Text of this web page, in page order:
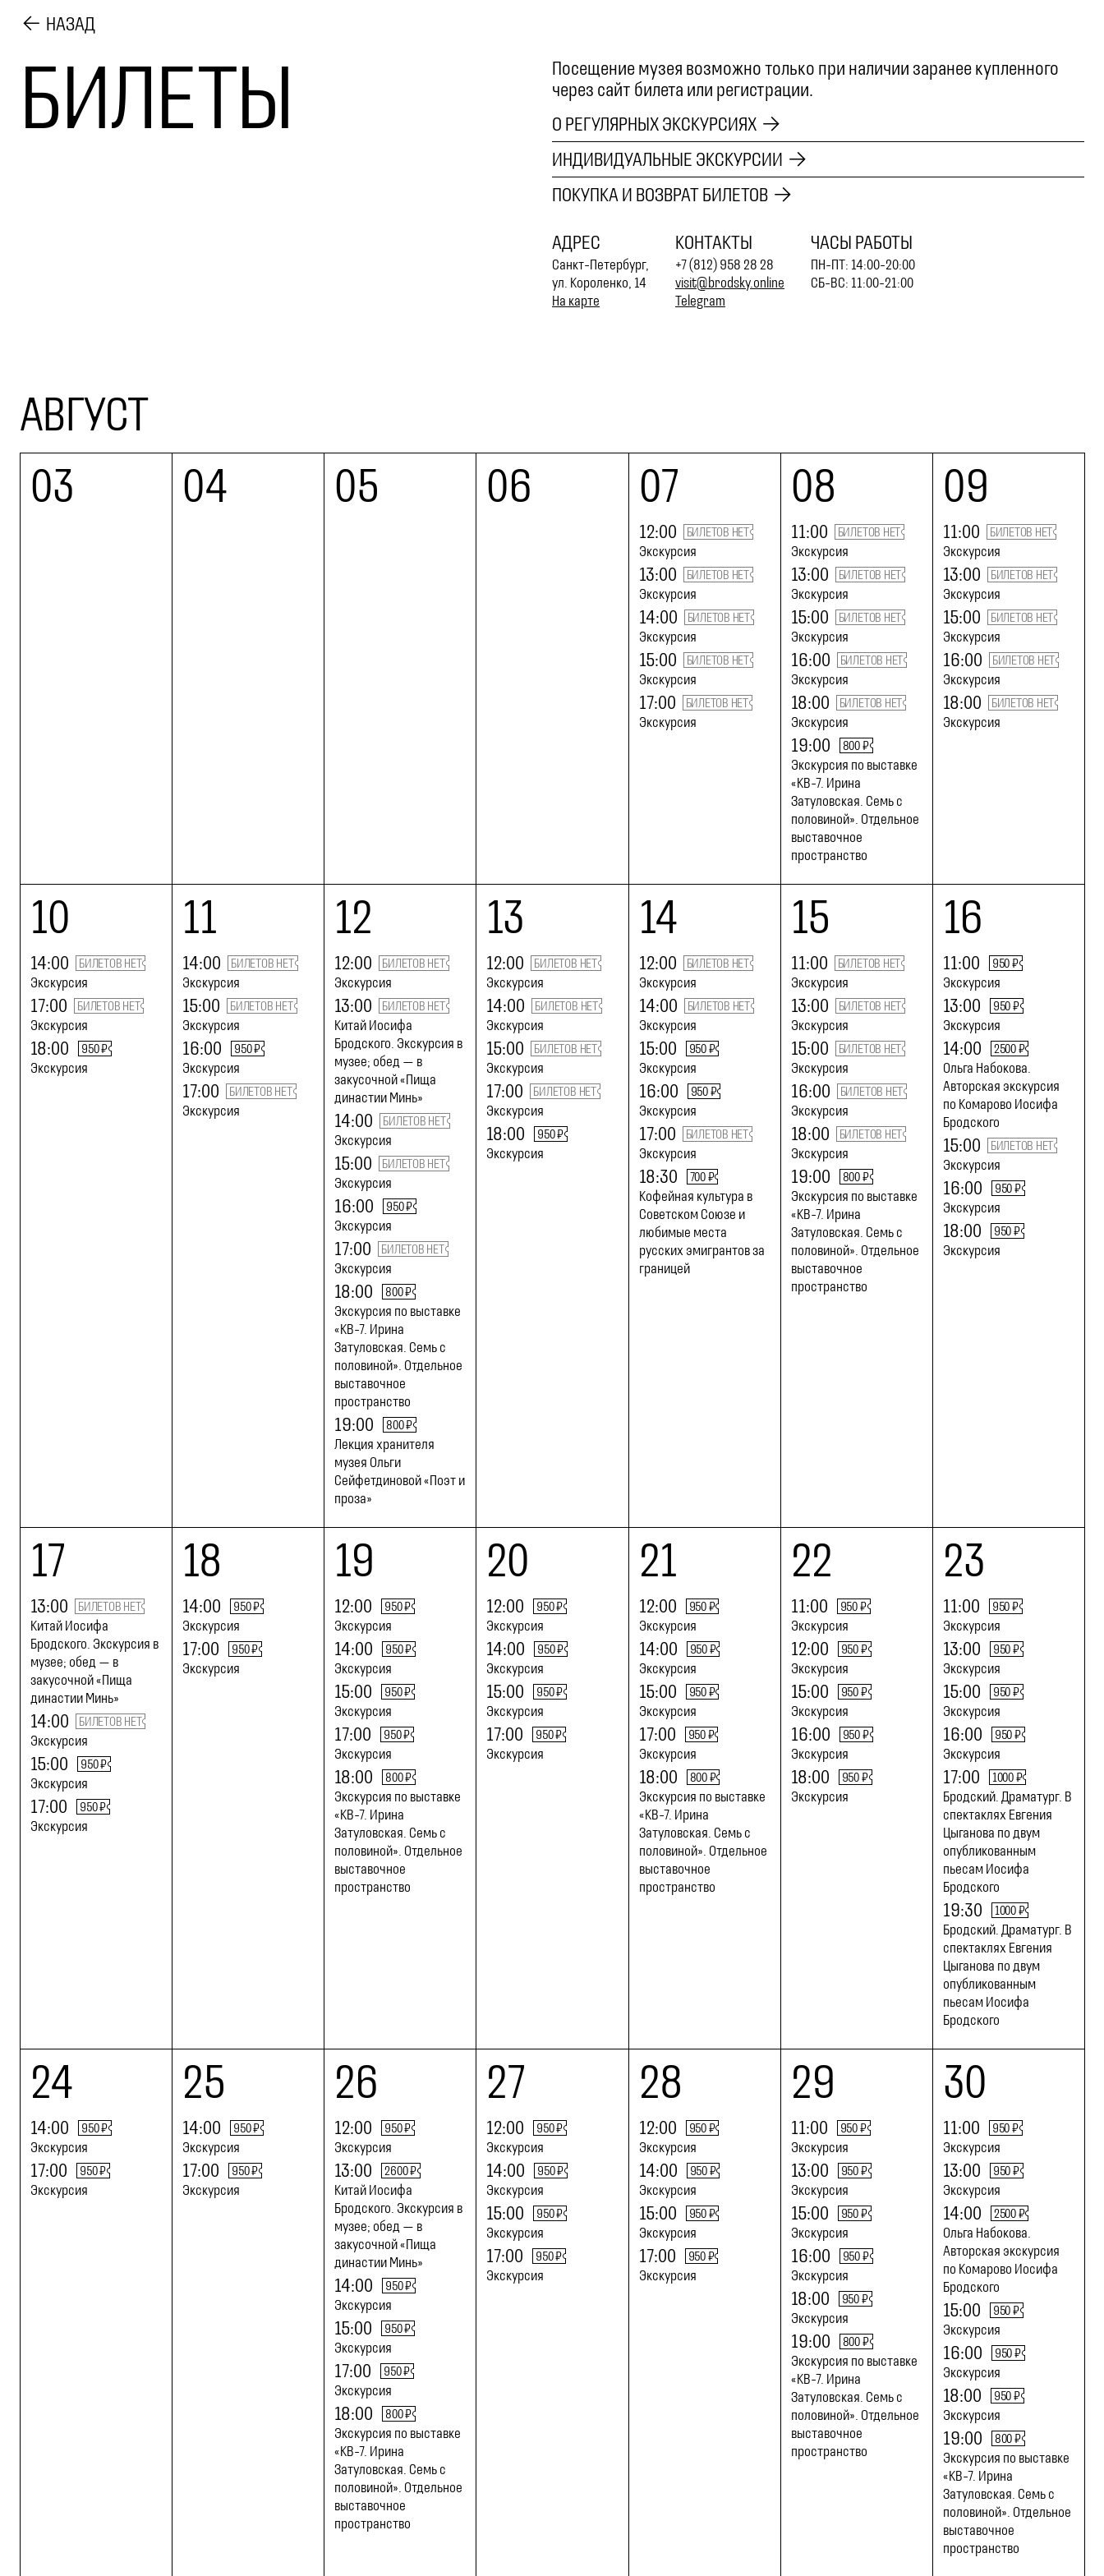
НАЗАД
БИЛЕТЫ
Посещение музея возможно только при наличии заранее купленного
через сайт билета или регистрации.
О РЕГУЛЯРНЫХ ЭКСКУРСИЯХ
ИНДИВИДУАЛЬНЫЕ ЭКСКУРСИИ
ПОКУПКА И ВОЗВРАТ БИЛЕТОВ
АДРЕС
Санкт-Петербург,
ул. Короленко, 14
На карте
КОНТАКТЫ
+7 (812) 958 28 28
visit@brodsky.online
Telegram
ЧАСЫ РАБОТЫ
ПН-ПТ: 14:00-20:00
СБ-ВС: 11:00-21:00
АВГУСТ
03
04 05 06 07
12:00 БИЛЕТОВ НЕТ
Экскурсия
13:00 БИЛЕТОВ НЕТ
Экскурсия
14:00 БИЛЕТОВ НЕТ
Экскурсия
15:00 БИЛЕТОВ НЕТ
Экскурсия
17:00 БИЛЕТОВ НЕТ
Экскурсия
08
11:00 БИЛЕТОВ НЕТ
Экскурсия
13:00 БИЛЕТОВ НЕТ
Экскурсия
15:00 БИЛЕТОВ НЕТ
Экскурсия
16:00 БИЛЕТОВ НЕТ
Экскурсия
18:00 БИЛЕТОВ НЕТ
Экскурсия
19:00 800 ₽
Экскурсия по выставке
«КВ-7. Ирина
Затуловская. Семь с
половиной». Отдельное
выставочное
пространство
09
11:00 БИЛЕТОВ НЕТ
Экскурсия
13:00 БИЛЕТОВ НЕТ
Экскурсия
15:00 БИЛЕТОВ НЕТ
Экскурсия
16:00 БИЛЕТОВ НЕТ
Экскурсия
18:00 БИЛЕТОВ НЕТ
Экскурсия
10
14:00 БИЛЕТОВ НЕТ
Экскурсия
17:00 БИЛЕТОВ НЕТ
Экскурсия
18:00 950 ₽
Экскурсия
11
14:00 БИЛЕТОВ НЕТ
Экскурсия
15:00 БИЛЕТОВ НЕТ
Экскурсия
16:00 950 ₽
Экскурсия
17:00 БИЛЕТОВ НЕТ
Экскурсия
12
12:00 БИЛЕТОВ НЕТ
Экскурсия
13:00 БИЛЕТОВ НЕТ
Китай Иосифа
Бродского. Экскурсия в
музее; обед — в
закусочной «Пища
династии Минь»
14:00 БИЛЕТОВ НЕТ
Экскурсия
15:00 БИЛЕТОВ НЕТ
Экскурсия
16:00 950 ₽
Экскурсия
17:00 БИЛЕТОВ НЕТ
Экскурсия
18:00 800 ₽
Экскурсия по выставке
«КВ-7. Ирина
Затуловская. Семь с
половиной». Отдельное
выставочное
пространство
19:00 800 ₽
Лекция хранителя
музея Ольги
Сейфетдиновой «Поэт и
проза»
13
12:00 БИЛЕТОВ НЕТ
Экскурсия
14:00 БИЛЕТОВ НЕТ
Экскурсия
15:00 БИЛЕТОВ НЕТ
Экскурсия
17:00 БИЛЕТОВ НЕТ
Экскурсия
18:00 950 ₽
Экскурсия
14
12:00 БИЛЕТОВ НЕТ
Экскурсия
14:00 БИЛЕТОВ НЕТ
Экскурсия
15:00 950 ₽
Экскурсия
16:00 950 ₽
Экскурсия
17:00 БИЛЕТОВ НЕТ
Экскурсия
18:30 700 ₽
Кофейная культура в
Советском Союзе и
любимые места
русских эмигрантов за
границей
15
11:00 БИЛЕТОВ НЕТ
Экскурсия
13:00 БИЛЕТОВ НЕТ
Экскурсия
15:00 БИЛЕТОВ НЕТ
Экскурсия
16:00 БИЛЕТОВ НЕТ
Экскурсия
18:00 БИЛЕТОВ НЕТ
Экскурсия
19:00 800 ₽
Экскурсия по выставке
«КВ-7. Ирина
Затуловская. Семь с
половиной». Отдельное
выставочное
пространство
16
11:00 950 ₽
Экскурсия
13:00 950 ₽
Экскурсия
14:00 2500 ₽
Ольга Набокова.
Авторская экскурсия
по Комарово Иосифа
Бродского
15:00 БИЛЕТОВ НЕТ
Экскурсия
16:00 950 ₽
Экскурсия
18:00 950 ₽
Экскурсия
17
13:00 БИЛЕТОВ НЕТ
Китай Иосифа
Бродского. Экскурсия в
музее; обед — в
закусочной «Пища
династии Минь»
14:00 БИЛЕТОВ НЕТ
Экскурсия
15:00 950 ₽
Экскурсия
17:00 950 ₽
Экскурсия
18
14:00 950 ₽
Экскурсия
17:00 950 ₽
Экскурсия
19
12:00 950 ₽
Экскурсия
14:00 950 ₽
Экскурсия
15:00 950 ₽
Экскурсия
17:00 950 ₽
Экскурсия
18:00 800 ₽
Экскурсия по выставке
«КВ-7. Ирина
Затуловская. Семь с
половиной». Отдельное
выставочное
пространство
20
12:00 950 ₽
Экскурсия
14:00 950 ₽
Экскурсия
15:00 950 ₽
Экскурсия
17:00 950 ₽
Экскурсия
21
12:00 950 ₽
Экскурсия
14:00 950 ₽
Экскурсия
15:00 950 ₽
Экскурсия
17:00 950 ₽
Экскурсия
18:00 800 ₽
Экскурсия по выставке
«КВ-7. Ирина
Затуловская. Семь с
половиной». Отдельное
выставочное
пространство
22
11:00 950 ₽
Экскурсия
12:00 950 ₽
Экскурсия
15:00 950 ₽
Экскурсия
16:00 950 ₽
Экскурсия
18:00 950 ₽
Экскурсия
23
11:00 950 ₽
Экскурсия
13:00 950 ₽
Экскурсия
15:00 950 ₽
Экскурсия
16:00 950 ₽
Экскурсия
17:00 1000 ₽
Бродский. Драматург. В
спектаклях Евгения
Цыганова по двум
опубликованным
пьесам Иосифа
Бродского
19:30 1000 ₽
Бродский. Драматург. В
спектаклях Евгения
Цыганова по двум
опубликованным
пьесам Иосифа
Бродского
24
14:00 950 ₽
Экскурсия
17:00 950 ₽
Экскурсия
25
14:00 950 ₽
Экскурсия
17:00 950 ₽
Экскурсия
26
12:00 950 ₽
Экскурсия
13:00 2600 ₽
Китай Иосифа
Бродского. Экскурсия в
музее; обед — в
закусочной «Пища
династии Минь»
14:00 950 ₽
Экскурсия
15:00 950 ₽
Экскурсия
17:00 950 ₽
Экскурсия
18:00 800 ₽
Экскурсия по выставке
«КВ-7. Ирина
Затуловская. Семь с
половиной». Отдельное
выставочное
пространство
27
12:00 950 ₽
Экскурсия
14:00 950 ₽
Экскурсия
15:00 950 ₽
Экскурсия
17:00 950 ₽
Экскурсия
28
12:00 950 ₽
Экскурсия
14:00 950 ₽
Экскурсия
15:00 950 ₽
Экскурсия
17:00 950 ₽
Экскурсия
29
11:00 950 ₽
Экскурсия
13:00 950 ₽
Экскурсия
15:00 950 ₽
Экскурсия
16:00 950 ₽
Экскурсия
18:00 950 ₽
Экскурсия
19:00 800 ₽
Экскурсия по выставке
«КВ-7. Ирина
Затуловская. Семь с
половиной». Отдельное
выставочное
пространство
30
11:00 950 ₽
Экскурсия
13:00 950 ₽
Экскурсия
14:00 2500 ₽
Ольга Набокова.
Авторская экскурсия
по Комарово Иосифа
Бродского
15:00 950 ₽
Экскурсия
16:00 950 ₽
Экскурсия
18:00 950 ₽
Экскурсия
19:00 800 ₽
Экскурсия по выставке
«КВ-7. Ирина
Затуловская. Семь с
половиной». Отдельное
выставочное
пространство